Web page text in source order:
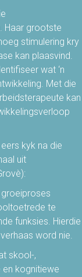
Haar grootste
stimulering kry
kan plaasvind.
wat ‘n
Met die
kan
kyk na die
uit
te
funksies. Hierdie
word nie.
skool-,
kognitiewe